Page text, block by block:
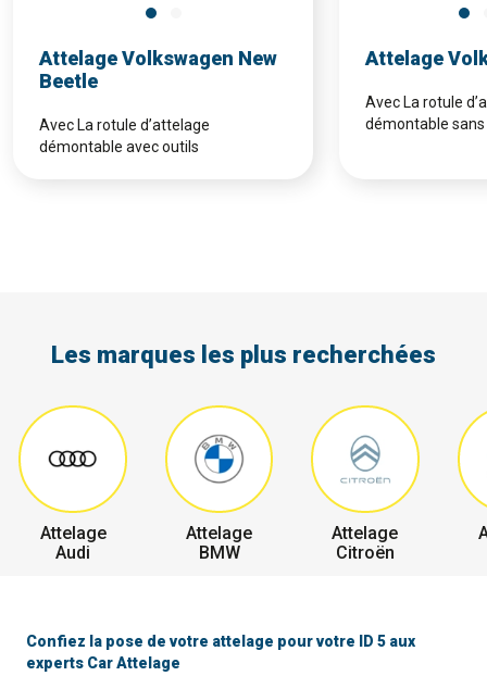
Attelage Volkswagen New
Beetle
Avec La rotule d’attelage
démontable avec outils
Attelage
Avec La rotule
démontable
Les marques les plus recherchées
Attelage
Audi
Attelage
BMW
Attelage
Citroën
Confiez la pose de votre attelage pour votre ID 5 aux
experts Car Attelage